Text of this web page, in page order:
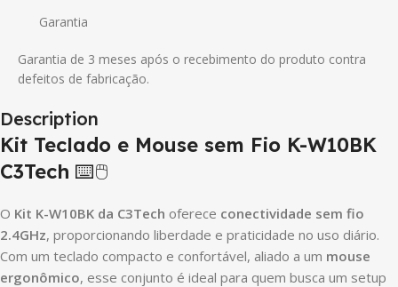
Garantia
Garantia de 3 meses após o recebimento do produto contra
defeitos de fabricação.
Description
Kit Teclado e Mouse sem Fio K-W10BK
C3Tech ⌨️🖱️
O Kit K-W10BK da C3Tech oferece conectividade sem fio
2.4GHz, proporcionando liberdade e praticidade no uso diário.
Com um teclado compacto e confortável, aliado a um mouse
ergonômico, esse conjunto é ideal para quem busca um setup